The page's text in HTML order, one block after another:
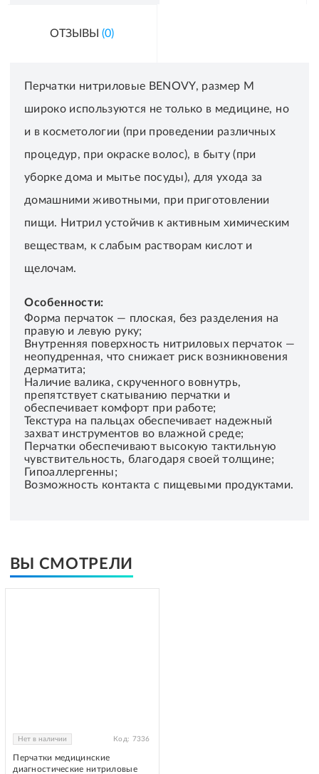
ОТЗЫВЫ (0)
Перчатки нитриловые BENOVY, размер M
широко используются не только в медицине, но
и в косметологии (при проведении различных
процедур, при окраске волос), в быту (при
уборке дома и мытье посуды), для ухода за
домашними животными, при приготовлении
пищи. Нитрил устойчив к активным химическим
веществам, к слабым растворам кислот и
щелочам.
Особенности:
Форма перчаток — плоская, без разделения на
правую и левую руку;
Внутренняя поверхность нитриловых перчаток —
неопудренная, что снижает риск возникновения
дерматита;
Наличие валика, скрученного вовнутрь,
препятствует скатыванию перчатки и
обеспечивает комфорт при работе;
Текстура на пальцах обеспечивает надежный
захват инструментов во влажной среде;
Перчатки обеспечивают высокую тактильную
чувствительность, благодаря своей толщине;
Гипоаллергенны;
Возможность контакта с пищевыми продуктами.
ВЫ СМОТРЕЛИ
Нет в наличии Код: 7336
Перчатки медицинские
диагностические нитриловые